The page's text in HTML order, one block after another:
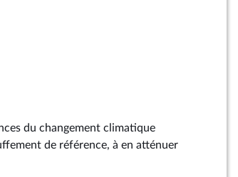
du changement climatique
de référence, à en atténuer